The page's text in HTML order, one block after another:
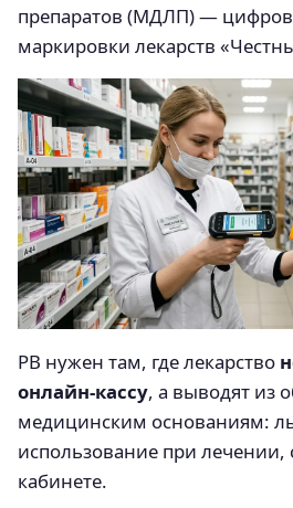
препаратов (МДЛП) —
маркировки лекарств
РВ нужен там, где лекарство
онлайн-кассу, а выводят из
медицинским основаниям:
использование при лечении,
кабинете.